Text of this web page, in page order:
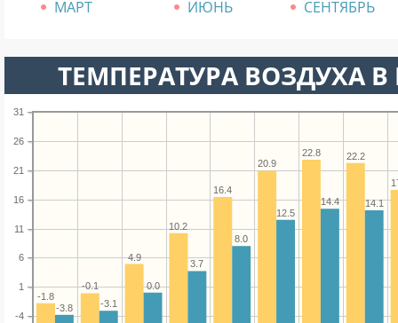
МАРТ
ИЮНЬ СЕНТЯБРЬ
ТЕМПЕРАТУРА ВОЗДУХА В
-4
1
6
11
16
21
26
31
22.2
22.8
20.9
16.4
10.2
4.9
-0.1
-1.8
14.1
14.4
12.5
8.0
3.7
0.0
-3.1
-3.8